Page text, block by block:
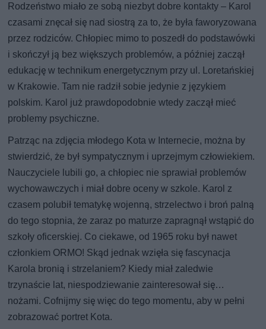
Rodzeństwo miało ze sobą niezbyt dobre kontakty – Karol
czasami znęcał się nad siostrą za to, że była faworyzowana
przez rodziców. Chłopiec mimo to poszedł do podstawówki
i skończył ją bez większych problemów, a później zaczął
edukację w technikum energetycznym przy ul. Loretańskiej
w Krakowie. Tam nie radził sobie jedynie z językiem
polskim. Karol już prawdopodobnie wtedy zaczął mieć
problemy psychiczne.
Patrząc na zdjęcia młodego Kota w Internecie, można by
stwierdzić, że był sympatycznym i uprzejmym człowiekiem.
Nauczyciele lubili go, a chłopiec nie sprawiał problemów
wychowawczych i miał dobre oceny w szkole. Karol z
czasem polubił tematykę wojenną, strzelectwo i broń palną
do tego stopnia, że zaraz po maturze zapragnął wstąpić do
szkoły oficerskiej. Co ciekawe, od 1965 roku był nawet
członkiem ORMO! Skąd jednak wzięła się fascynacja
Karola bronią i strzelaniem? Kiedy miał zaledwie
trzynaście lat, niespodziewanie zainteresował się…
nożami. Cofnijmy się więc do tego momentu, aby w pełni
zobrazować portret Kota.